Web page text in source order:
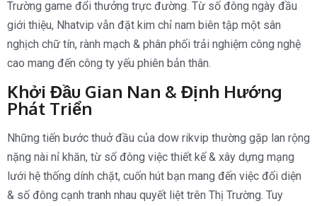
Trường game đổi thưởng trực đường. Từ số đông ngày đầu
giới thiệu, Nhatvip vẫn đặt kim chỉ nam biên tập một sân
nghịch chữ tín, rành mạch & phân phối trải nghiệm công nghệ
cao mang đến công ty yếu phiên bản thân.
Khởi Đầu Gian Nan & Định Hướng
Phát Triển
Những tiến bước thuở đầu của dow rikvip thường gặp lan rộng
nặng nài nỉ khăn, từ số đông việc thiết kế & xây dựng mạng
lưới hệ thống dính chặt, cuốn hút bạn mang đến việc đối diện
& số đông cạnh tranh nhau quyết liệt trên Thị Trường. Tuy